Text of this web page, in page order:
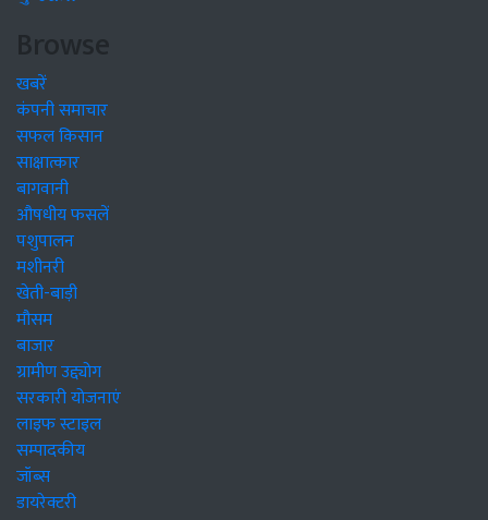
Browse
खबरें
कंपनी समाचार
सफल किसान
साक्षात्कार
बागवानी
औषधीय फसलें
पशुपालन
मशीनरी
खेती-बाड़ी
मौसम
बाजार
ग्रामीण उद्द्योग
सरकारी योजनाएं
लाइफ स्टाइल
सम्पादकीय
जॉब्स
डायरेक्टरी